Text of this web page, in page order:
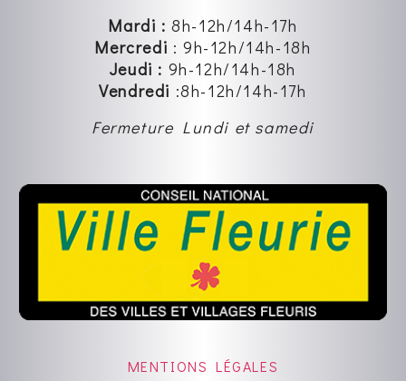
Mardi : 8h-12h/14h-17h
Mercredi :9h-12h/14h-18h
Jeudi : 9h-12h/14h-18h
Vendredi :8h-12h/14h-17h
Fermeture Lundi et samedi
MENTIONS LÉGALES